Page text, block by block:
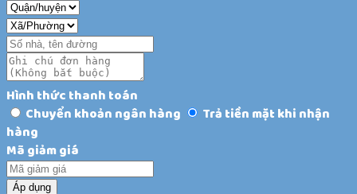
Hình thức thanh toán
Chuyển khoản ngân hàng
Trả tiền mặt khi nhận
hàng
Mã giảm giá
Áp dụng